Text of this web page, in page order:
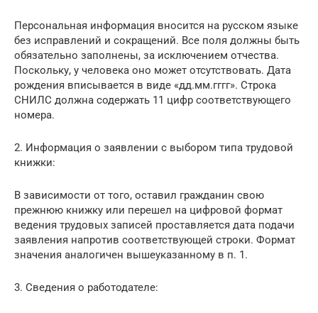
Персональная информация вносится на русском языке
без исправлений и сокращений. Все поля должны быть
обязательно заполнены, за исключением отчества.
Поскольку, у человека оно может отсутствовать. Дата
рождения вписывается в виде «дд.мм.гггг». Строка
СНИЛС должна содержать 11 цифр соответствующего
номера.
2. Информация о заявлении с выбором типа трудовой
книжки:
В зависимости от того, оставил гражданин свою
прежнюю книжку или перешел на цифровой формат
ведения трудовых записей проставляется дата подачи
заявления напротив соответствующей строки. Формат
значения аналогичен вышеуказанному в п. 1.
3. Сведения о работодателе: